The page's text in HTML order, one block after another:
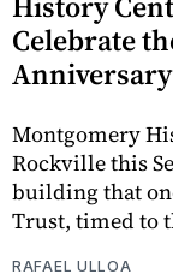
Celebrate
Anniversary
Montgomery
Rockville this
building that
Trust, timed to
RAFAEL ULLOA